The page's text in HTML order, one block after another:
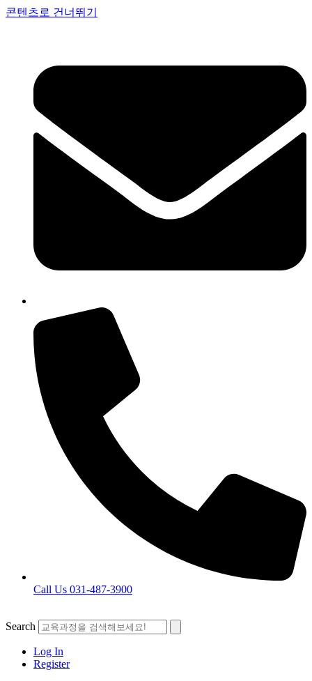
콘텐츠로 건너뛰기
Call Us 031-487-3900
Search
Log In
Register